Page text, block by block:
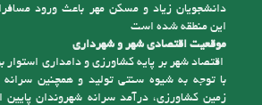
دانشجویان زیاد و مسکن مهر باعث ورود
این منطقه شده است
موقعیت اقتصادی شهر و شهرداری
اقتصاد شهر بر پایه کشاورزی و دامداری استوار
با توجه به شیوه سنتی تولید و همچنین سرانه
زمین کشاورزی، درآمد سرانه شهروندان پایین